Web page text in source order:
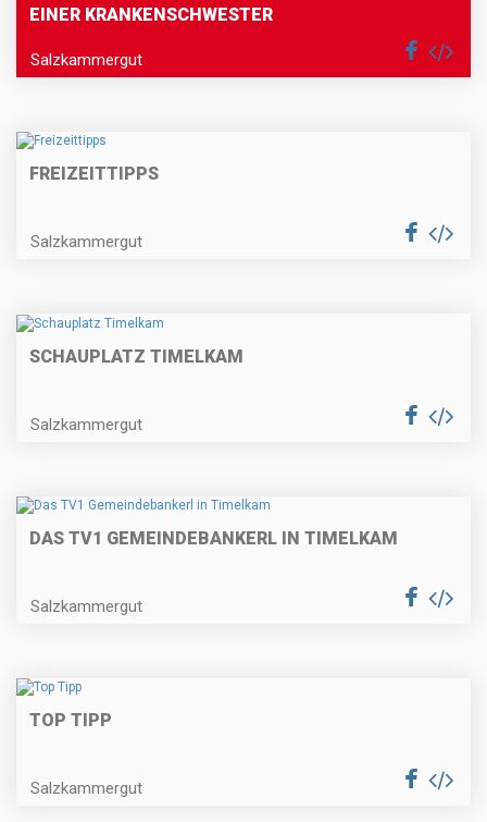
EINER KRANKENSCHWESTER
Salzkammergut
FREIZEITTIPPS
Salzkammergut
SCHAUPLATZ TIMELKAM
Salzkammergut
DAS TV1 GEMEINDEBANKERL IN TIMELKAM
Salzkammergut
TOP TIPP
Salzkammergut